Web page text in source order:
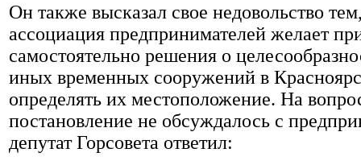
Он также высказал свое недовольство
ассоциация предпринимателей желает
самостоятельно решения о
иных временных сооружений в
определять их местоположение. На
постановление не обсуждалось с
депутат Горсовета ответил: